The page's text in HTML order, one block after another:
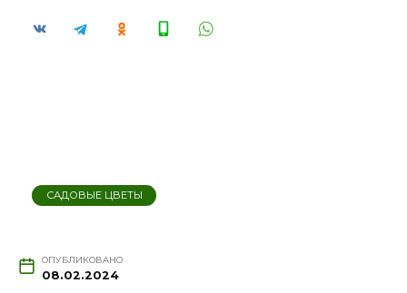
САДОВЫЕ ЦВЕТЫ
ОПУБЛИКОВАНО
08.02.2024